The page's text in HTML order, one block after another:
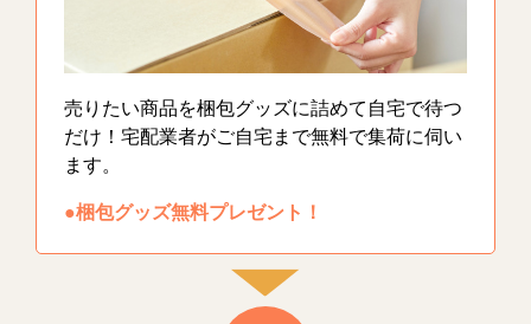
売りたい商品を梱包グッズに詰めて自宅で待つ
だけ！宅配業者がご自宅まで無料で集荷に伺い
ます。
●梱包グッズ無料プレゼント！